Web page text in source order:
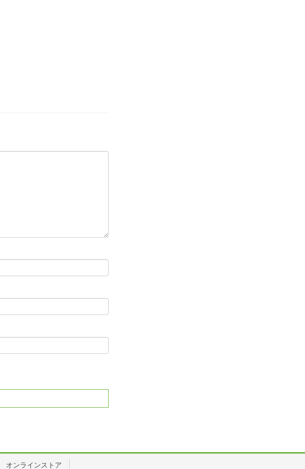
オンラインストア